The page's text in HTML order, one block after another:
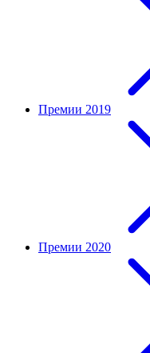
Премии 2019
Премии 2020